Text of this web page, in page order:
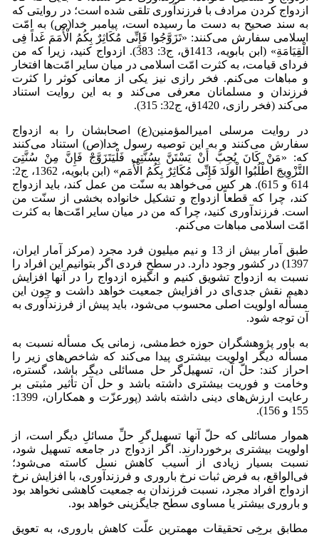
ازدواج کردن مرادف با فرزندآوری تلقی شده است؛ در روایتی که
به سند صحیح به دست ما رسیده است، پیامبر خدا(ص) به امّت
اسلامی سفارش می‌کنند: «تَزَوَّجُوا فَإِنِّی مُکَاثِرٌ بِکُمُ الْأُمَمَ غَداً فِی
الْقِیَامَةِ» (ابن بابویه، 1413ق، ج3: 383). ازدواج کنید، زیرا که من
فردای قیامت، به کثرت امّت اسلامی در میان سایر امّت‌ها افتخار
و مباهات می‌کنم. فخر رازی نیز یکی از معانی کوثر را کثرت
فرزندان و مسلمانان معرفی می‌کند و به این روایت استناد
می‌کند (فخر رازی، 1420ق، ج32: 315).
در روایت مرسلی امیرالمؤمنین(ع) اصحابشان را به ازدواج
سفارش می‌کنند و به این توصیه رسول خدا(ص) استناد می‌کنند
که: «مَنْ کَانَ یُحِبُّ أَنْ یَسْتَنَّ بِسُنَّتِی فَلْیَتَزَوَّجْ فَإِنَّ مِنْ سُنَّتِیَ
التَّزْوِیجَ اطْلُبُوا الْوَلَدَ فَإِنِّی مُکَاثِرٌ بِکُمُ الْأُمَم» (ابن بابویه، 1362، ج2:
614 و 615)‏. هر کس می‌خواهد به سنّت من عمل کند، باید ازدواج
کند، چرا که قطعاً ازدواج و تشکیل خانواده بخشی از سنّت من
است. فرزندآوری کنید، چرا که من در میان سایر امّت‌ها به کثرت
امّت اسلامی مباهات می‌کنم.
طبق آمار بیش از 13 و نیم میلیون فرد مجرد (مرکز آمار ایران،
1397) در کشور وجود دارد. در سطح فردی اگر بتوانیم این افراد را
نسبت به ازدواج تشویق کنیم و انگیزه ازدواج را در آنها افزایش
دهیم نقش جدی‌ای در افزایش جمعیت خواهد داشت و چون این
مسأله اولویت اصلی محسوب می‌شود، باید پیش از فرزندآوری به
آن توجه شود.
به باور پژوهشگران حوزه خط‌مشی، زمانی یک مسأله نسبت به
مسأله دیگر اولویت بیشتری پیدا می‌کند که شاخص‌های زیر را
احراز کند: حلّ آن، تسهیل‌گر حل مسائلی دیگر باشد، گستره،
وخامت و فوریت بیشتری داشته باشد و حل آن تأثیر مثبتی بر
رعایت ارزش‌های دینی داشته باشد (پورعزّت و همکاران، 1399:
155 و 156).
هموار مسائلی که حلّ آنها تسهیل‌گرِ حلِّ مسائلِ دیگر است، از
اولویت بیشتری برخوردارند. اگر ازدواج در جامعه تسهیل شود،
نسبت بسیار زیادی از آسیب کاهش نسل کاسته می‌شود؛
فی‌الواقع، به فرض ثبات نرخ باروری و فرزندآوری، با افزایش نرخ
ازدواج افراد مجرد، نسبت فرزندان به جمعیت کاهشی نخواهد بود
و باروری بیشتر یا مساوی سطح جایگزینی خواهد بود.
مطابق برخی تحقیقات مهمترین علّت کاهش باروری، به تعویق